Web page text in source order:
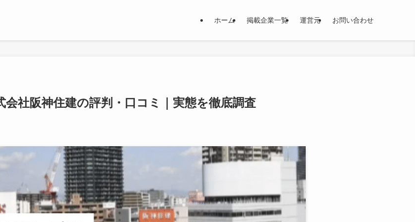
ホーム 掲載企業一覧 運営元 お問い合わせ
会社阪神住建の評判・口コミ｜実態を徹底調査